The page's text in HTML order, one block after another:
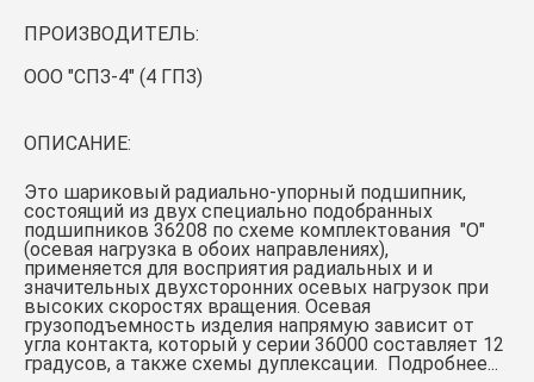
ПРОИЗВОДИТЕЛЬ:
ООО "СПЗ-4" (4 ГПЗ)
ОПИСАНИЕ:
Это шариковый радиально-упорный подшипник,
состоящий из двух специально подобранных
подшипников 36208 по схеме комплектования "О"
(осевая нагрузка в обоих направлениях),
применяется для восприятия радиальных и и
значительных двухсторонних осевых нагрузок при
высоких скоростях вращения. Осевая
грузоподъемность изделия напрямую зависит от
угла контакта, который у серии 36000 составляет 12
градусов, а также схемы дуплексации. Подробнее...